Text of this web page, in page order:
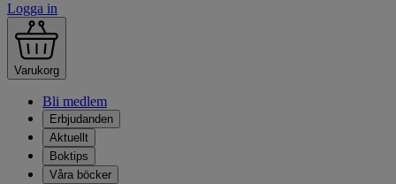
Logga in
Varukorg
Bli medlem
Erbjudanden
Aktuellt
Boktips
Våra böcker